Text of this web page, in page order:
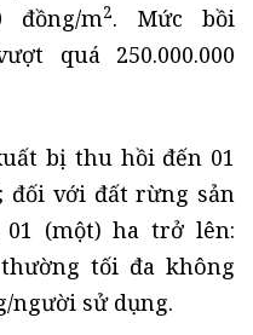
đồng/m2. Mức bồi
quá 250.000.000
bị thu hồi đến 01
; đối với đất rừng sản
(một) ha trở lên:
tối đa không
người sử dụng.